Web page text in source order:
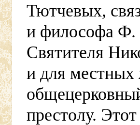
Тютчевых,
и философа Ф.
Святителя
и для местных
престолу.